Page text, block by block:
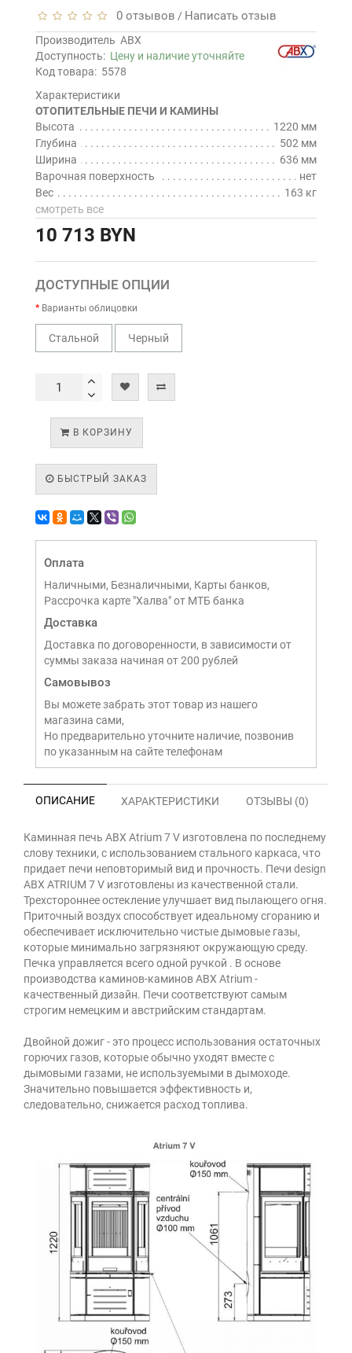
0 отзывов / Написать отзыв
Производитель ABX
Доступность: Цену и наличие уточняйте
Код товара: 5578
Характеристики
ОТОПИТЕЛЬНЫЕ ПЕЧИ И КАМИНЫ
Высота
1220 мм
Глубина
502 мм
Ширина
636 мм
Варочная поверхность
нет
Вес
163 кг
смотреть все
10 713 BYN
ДОСТУПНЫЕ ОПЦИИ
Варианты облицовки
Стальной Черный
В КОРЗИНУ
БЫСТРЫЙ ЗАКАЗ
Оплата
Наличными, Безналичными, Карты банков,
Рассрочка карте "Халва" от МТБ банка
Доставка
Доставка по договоренности, в зависимости от
суммы заказа начиная от 200 рублей
Самовывоз
Вы можете забрать этот товар из нашего
магазина сами,
Но предварительно уточните наличие, позвонив
по указанным на сайте телефонам
ОПИСАНИЕ ХАРАКТЕРИСТИКИ ОТЗЫВЫ (0)
Каминная печь ABX Atrium 7 V изготовлена по последнему
слову техники, с использованием стального каркаса, что
придает печи неповторимый вид и прочность. Печи design
ABX ATRIUM 7 V изготовлены из качественной стали.
Трехстороннее остекление улучшает вид пылающего огня.
Приточный воздух способствует идеальному сгоранию и
обеспечивает исключительно чистые дымовые газы,
которые минимально загрязняют окружающую среду.
Печка управляется всего одной ручкой . В основе
производства каминов-каминов ABX Atrium -
качественный дизайн. Печи соответствуют самым
строгим немецким и австрийским стандартам.
Двойной дожиг - это процесс использования остаточных
горючих газов, которые обычно уходят вместе с
дымовыми газами, не используемыми в дымоходе.
Значительно повышается эффективность и,
следовательно, снижается расход топлива.